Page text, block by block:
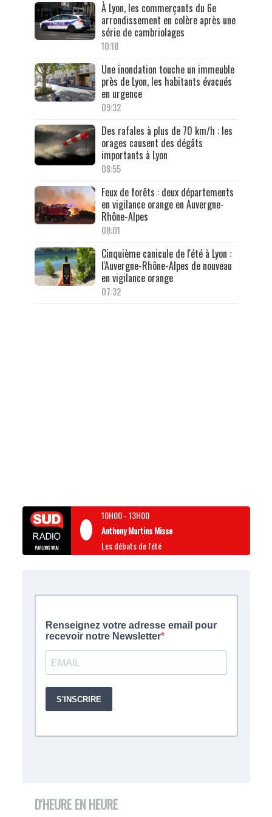
À Lyon, les commerçants du 6e
arrondissement en colère après une
série de cambriolages
10:18
Une inondation touche un immeuble
près de Lyon, les habitants évacués
en urgence
09:32
Des rafales à plus de 70 km/h : les
orages causent des dégâts
importants à Lyon
08:55
Feux de forêts : deux départements
en vigilance orange en Auvergne-
Rhône-Alpes
08:01
Cinquième canicule de l'été à Lyon :
l'Auvergne-Rhône-Alpes de nouveau
en vigilance orange
07:32
10H00-13H00
Anthony Martins Misse
Les débats de l'été
D'HEURE EN HEURE